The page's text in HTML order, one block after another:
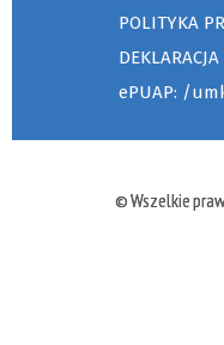
POLITYKA
ePUAP: /
© Wszelkie